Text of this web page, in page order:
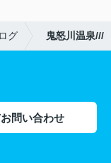
グ 鬼怒川温泉///
お問い合わせ